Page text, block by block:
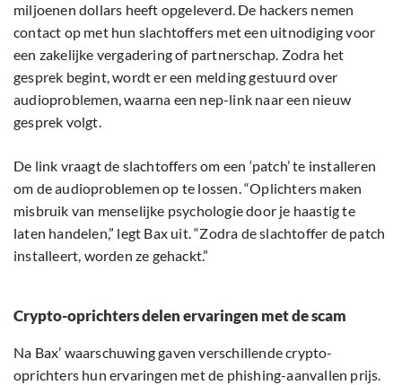
miljoenen dollars heeft opgeleverd. De hackers nemen
contact op met hun slachtoffers met een uitnodiging voor
een zakelijke vergadering of partnerschap. Zodra het
gesprek begint, wordt er een melding gestuurd over
audioproblemen, waarna een nep-link naar een nieuw
gesprek volgt.
De link vraagt de slachtoffers om een ‘patch’ te installeren
om de audioproblemen op te lossen. “Oplichters maken
misbruik van menselijke psychologie door je haastig te
laten handelen,” legt Bax uit. “Zodra de slachtoffer de patch
installeert, worden ze gehackt.”
Crypto-oprichters delen ervaringen met de scam
Na Bax’ waarschuwing gaven verschillende crypto-
oprichters hun ervaringen met de phishing-aanvallen prijs.